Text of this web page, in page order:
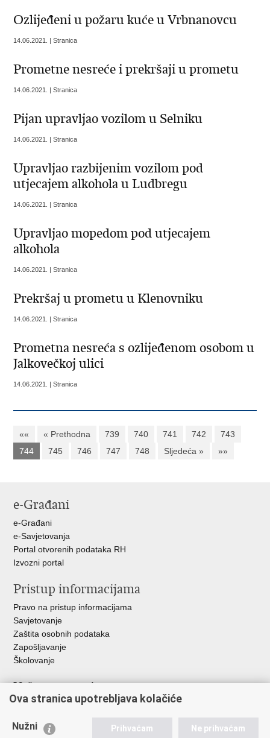
Ozlijeđeni u požaru kuće u Vrbnanovcu
14.06.2021. | Stranica
Prometne nesreće i prekršaji u prometu
14.06.2021. | Stranica
Pijan upravljao vozilom u Selniku
14.06.2021. | Stranica
Upravljao razbijenim vozilom pod
utjecajem alkohola u Ludbregu
14.06.2021. | Stranica
Upravljao mopedom pod utjecajem
alkohola
14.06.2021. | Stranica
Prekršaj u prometu u Klenovniku
14.06.2021. | Stranica
Prometna nesreća s ozlijeđenom osobom u
Jalkovečkoj ulici
14.06.2021. | Stranica
«« « Prethodna 739 740 741 742
743
744
745 746 747 748 Sljedeća » »»
e-Građani
e-Građani
e-Savjetovanja
Portal otvorenih podataka RH
Izvozni portal
Pristup informacijama
Pravo na pristup informacijama
Savjetovanje
Zaštita osobnih podataka
Zapošljavanje
Školovanje
Važne poveznice
Ministarstvo unutarnjih poslova
Udruge
Ova stranica upotrebljava kolačiće
Nužni Prihvaćam Ne prihvaćam